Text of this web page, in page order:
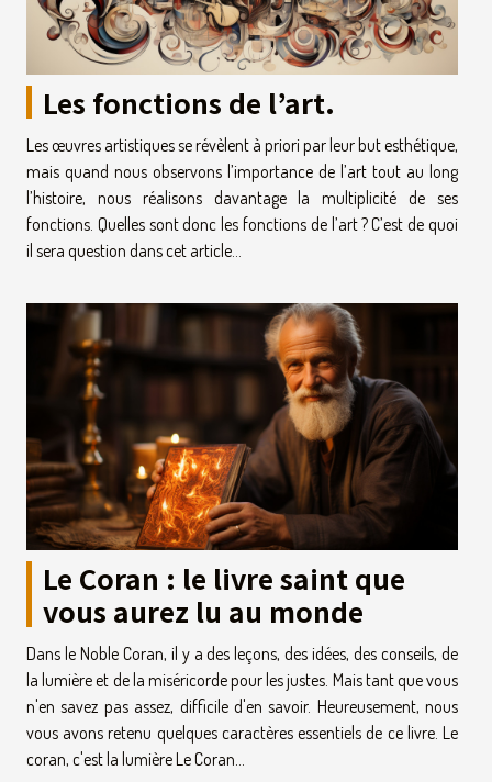
Les fonctions de l’art.
Les œuvres artistiques se révèlent à priori par leur but esthétique,
mais quand nous observons l’importance de l’art tout au long
l’histoire, nous réalisons davantage la multiplicité de ses
fonctions. Quelles sont donc les fonctions de l’art ? C’est de quoi
il sera question dans cet article...
Le Coran : le livre saint que
vous aurez lu au monde
Dans le Noble Coran, il y a des leçons, des idées, des conseils, de
la lumière et de la miséricorde pour les justes. Mais tant que vous
n'en savez pas assez, difficile d'en savoir. Heureusement, nous
vous avons retenu quelques caractères essentiels de ce livre. Le
coran, c'est la lumière Le Coran...